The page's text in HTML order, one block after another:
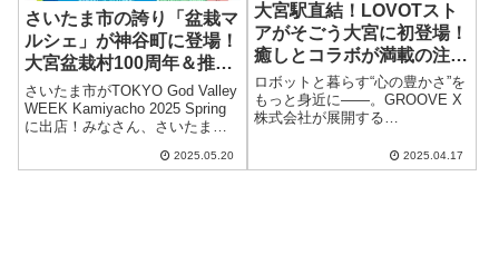
さいたま市の誇り「盆栽マ
ルシェ」が神谷町に登場！
大宮盆栽村100周年＆推奨
土産品も一挙紹介
【TOKYO God Valley
WEEK Kamiyacho 2025
さいたま市がTOKYO God Valley
WEEK Kamiyacho 2025 Spring
に出店！みなさん、さいたま市
奨土産品が、東京ワールドゲー
2025.05.20
大宮駅直結！LOVOTスト
アがそごう大宮に初登場！
癒しとコラボが満載の注目
スポットが4月25日オープ
ン
ロボットと暮らす“心の豊かさ”を
もっと身近に――。GROOVE X
株式会社が展開する
ショップ「LOVOT ストア そご
う大宮店」が、2025年4月25日
2025.04.17